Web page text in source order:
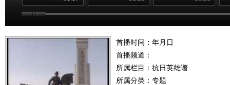
首播时间：年月日
首播频道：
所属栏目： 抗日英雄谱
所属分类：专题